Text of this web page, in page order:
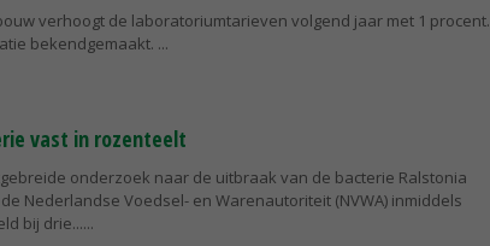
verhoogt de laboratoriumtarieven volgend jaar met 1 procent.
bekendgemaakt.
vast in rozenteelt
onderzoek naar de uitbraak van de bacterie Ralstonia
Nederlandse Voedsel- en Warenautoriteit (NVWA) inmiddels
bij drie...